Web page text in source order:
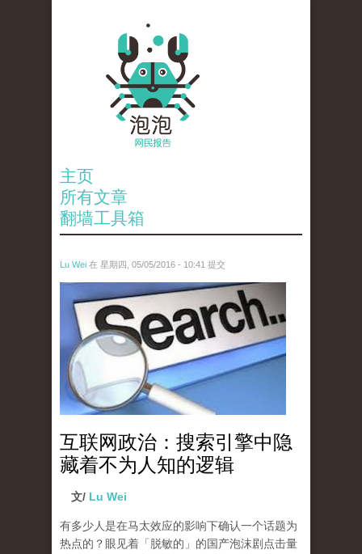
主页
所有文章
翻墙工具箱
Lu Wei 在 星期四, 05/05/2016 - 10:41 提交
wen_tou_tu_3.jpeg
互联网政治：搜索引擎中隐
藏着不为人知的逻辑
文/ Lu Wei
有多少人是在马太效应的影响下确认一个话题为
热点的？眼见着「脱敏的」的国产泡沫剧点击量